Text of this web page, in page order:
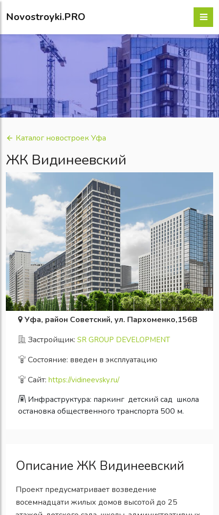
Novostroyki.PRO
Каталог новостроек Уфа
ЖК Видинеевский
Уфа, район Советский, ул. Пархоменко,156В
Застройщик: SR GROUP DEVELOPMENT
Состояние: введен в эксплуатацию
Сайт: https://vidineevsky.ru/
Инфраструктура: паркинг детский сад школа
остановка общественного транспорта 500 м.
Описание ЖК Видинеевский
Проект предусматривает возведение
восемнадцати жилых домов высотой до 25